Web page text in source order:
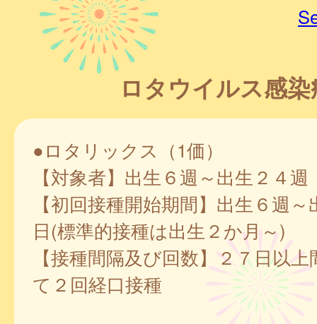
ロタウイルス感染
●ロタリックス（1価）
【対象者】出生６週～出生２４週
【初回接種開始期間】出生６週
日(標準的接種は出生２か月～)
【接種間隔及び回数】２７日以
て２回経口接種